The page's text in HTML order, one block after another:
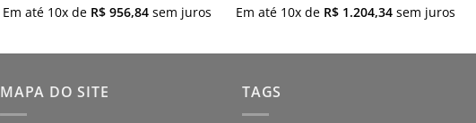
Em até 10x de R$956,84sem juros
Em até 10x de R$ 1.204,34 sem juros
MAPA DO SITE TAGS